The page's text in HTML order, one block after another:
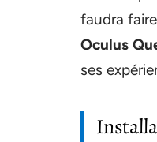
faudra
Oculus
ses